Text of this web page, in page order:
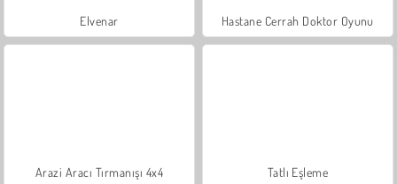
Elvenar Hastane Cerrah Doktor Oyunu
Arazi Aracı Tırmanışı 4x4 Tatlı Eşleme